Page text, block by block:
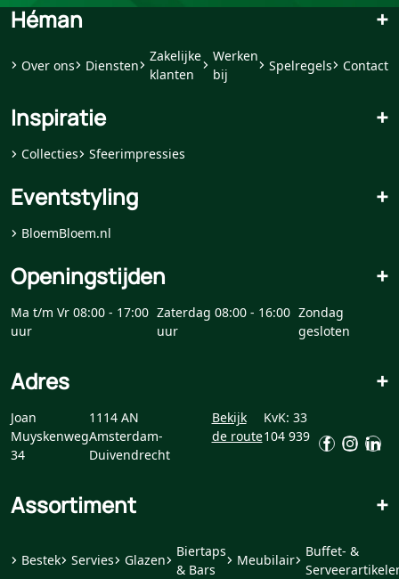
Héman +
Over ons Diensten
Zakelijke
klanten
Werken
bij
Spelregels Contact
Inspiratie +
Collecties Sfeerimpressies
Eventstyling +
BloemBloem.nl
Openingstijden +
Ma t/m Vr 08:00 - 17:00
uur
Zaterdag 08:00 - 16:00
uur
Zondag
gesloten
Adres +
Joan
Muyskenweg
34
1114 AN
Amsterdam-
Duivendrecht
Bekijk
de route
KvK: 33
104 939
Assortiment +
Bestek Servies Glazen
Biertaps
& Bars
Meubilair
Buffet- &